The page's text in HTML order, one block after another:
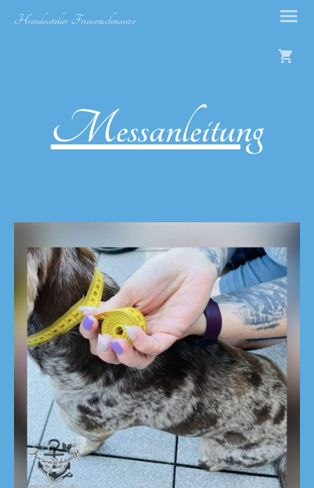
Hundeatelier Friesenschnauze
Messanleitung